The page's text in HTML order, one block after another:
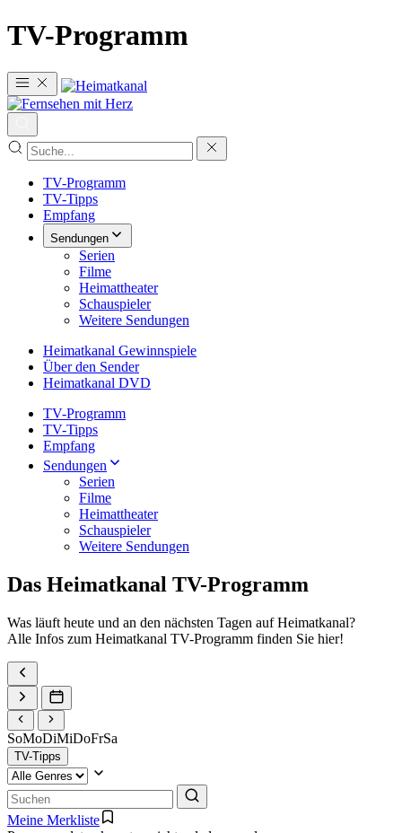
TV-Programm
TV-Programm
TV-Tipps
Empfang
Sendungen
Serien
Filme
Heimattheater
Schauspieler
Weitere Sendungen
Heimatkanal Gewinnspiele
Über den Sender
Heimatkanal DVD
TV-Programm
TV-Tipps
Empfang
Sendungen
Serien
Filme
Heimattheater
Schauspieler
Weitere Sendungen
Das Heimatkanal TV-Programm
Was läuft heute und an den nächsten Tagen auf Heimatkanal?
Alle Infos zum Heimatkanal TV-Programm finden Sie hier!
SoMoDiMiDoFrSa
TV-Tipps
Meine Merkliste